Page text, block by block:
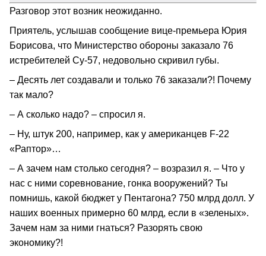
Разговор этот возник неожиданно.
Приятель, услышав сообщение вице‑премьера Юрия
Борисова, что Министерство обороны заказало 76
истребителей Су‑57, недовольно скривил губы.
– Десять лет создавали и только 76 заказали?! Почему
так мало?
– А сколько надо? – спросил я.
– Ну, штук 200, например, как у американцев F‑22
«Раптор»…
– А зачем нам столько сегодня? – возразил я. – Что у
нас с ними соревнование, гонка вооружений? Ты
помнишь, какой бюджет у Пентагона? 750 млрд долл. У
наших военных примерно 60 млрд, если в «зеленых».
Зачем нам за ними гнаться? Разорять свою
экономику?!